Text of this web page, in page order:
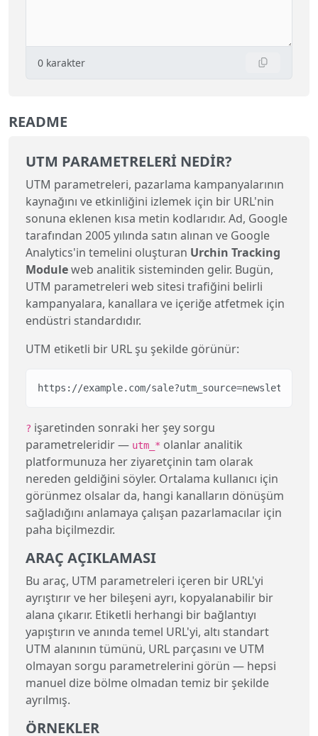
0 karakter
README
UTM PARAMETRELERI NEDIR?
UTM parametreleri, pazarlama kampanyalarının
kaynağını ve etkinliğini izlemek için bir URL'nin
sonuna eklenen kısa metin kodlarıdır. Ad, Google
tarafından 2005 yılında satın alınan ve Google
Analytics'in temelini oluşturan Urchin Tracking
Moduleweb analitik sisteminden gelir. Bugün,
UTM parametreleri web sitesi trafiğini belirli
kampanyalara, kanallara ve içeriğe atfetmek için
endüstri standardıdır.
UTM etiketli bir URL şu şekilde görünür:
https://example.com/
? işaretinden sonraki her şey sorgu
parametreleridir — utm_* olanlar analitik
platformunuza her ziyaretçinin tam olarak
nereden geldiğini söyler. Ortalama kullanıcı için
görünmez olsalar da, hangi kanalların dönüşüm
sağladığını anlamaya çalışan pazarlamacılar için
paha biçilmezdir.
ARAÇ AÇIKLAMASI
Bu araç, UTM parametreleri içeren bir URL'yi
ayrıştırır ve her bileşeni ayrı, kopyalanabilir bir
alana çıkarır. Etiketli herhangi bir bağlantıyı
yapıştırın ve anında temel URL'yi, altı standart
UTM alanının tümünü, URL parçasını ve UTM
olmayan sorgu parametrelerini görün — hepsi
manuel dize bölme olmadan temiz bir şekilde
ayrılmış.
ÖRNEKLER